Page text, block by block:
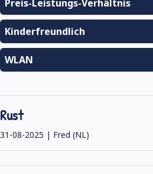
Preis-Leistungs-Verhältnis
Kinderfreundlich
WLAN
Rust
31-08-2025 | Fred (NL)